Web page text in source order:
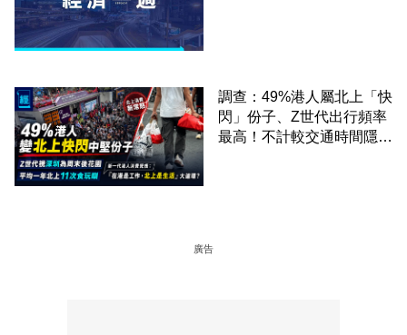
調查：49%港人屬北上「快
閃」份子、Z世代出行頻率
最高！不計較交通時間隱形
廣告